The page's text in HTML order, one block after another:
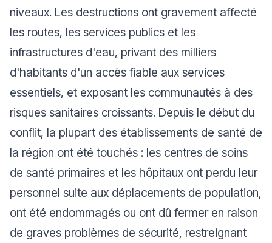
niveaux. Les destructions ont gravement affecté
les routes, les services publics et les
infrastructures d'eau, privant des milliers
d'habitants d'un accès fiable aux services
essentiels, et exposant les communautés à des
risques sanitaires croissants. Depuis le début du
conflit, la plupart des établissements de santé de
la région ont été touchés : les centres de soins
de santé primaires et les hôpitaux ont perdu leur
personnel suite aux déplacements de population,
ont été endommagés ou ont dû fermer en raison
de graves problèmes de sécurité, restreignant